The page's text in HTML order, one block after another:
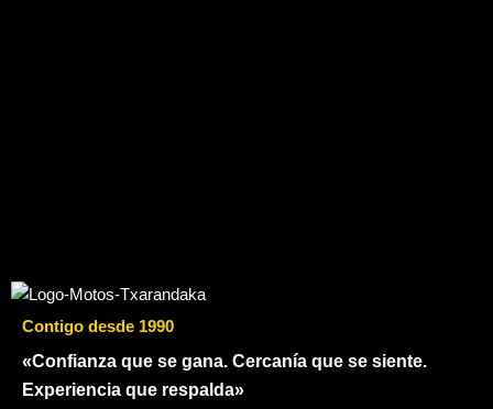
Contigo desde 1990
«Confianza que se gana. Cercanía que se siente.
Experiencia que respalda»